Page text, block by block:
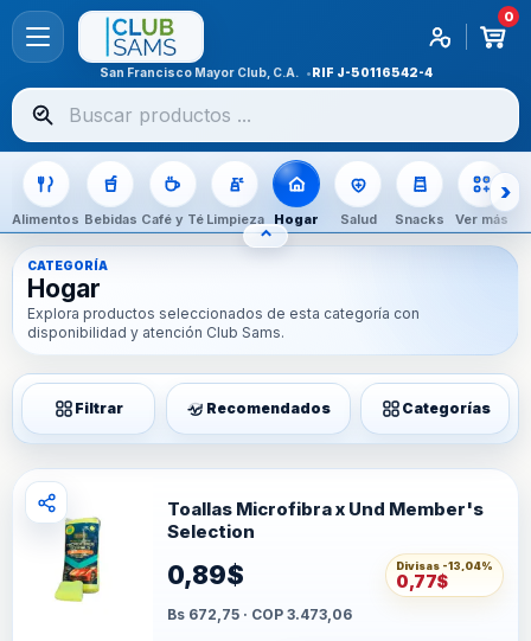
0
San Francisco Mayor Club, C.A. RIF J-50116542-4
Buscar
productos
Alimentos Bebidas Café y Té Limpieza Hogar Salud Snacks Ver más
⌃OCULTAR CATEGORÍAS
CATEGORÍA
Hogar
Explora productos seleccionados de esta categoría con
disponibilidad y atención Club Sams.
Filtrar Recomendados Categorías
Toallas Microfibra x Und Member's
Selection
0,89$ Divisas -13,04%
0,77$
Bs 672,75 · COP 3.473,06